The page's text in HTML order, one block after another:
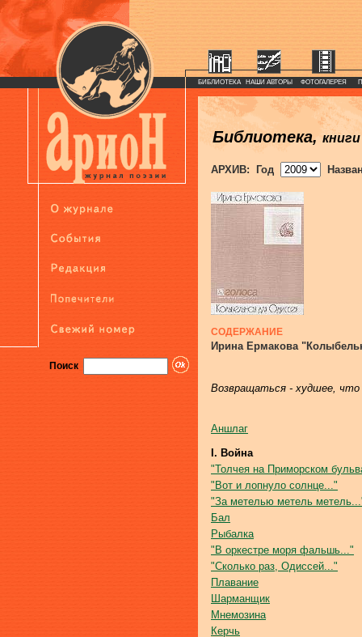
Поиск
БИБЛИОТЕКА НАШИ АВТОРЫ ФОТОГАЛЕРЕЯ
Библиотека, книги
АРХИВ: Год
СОДЕРЖАНИЕ
Ирина Ермакова
Возвращаться - худшее,
Аншлаг
I. Война
"Толчея на Приморском
"Вот и лопнуло солнце..."
"За метелью метель
Бал
Рыбалка
"В оркестре моря фальшь..."
"Сколько раз, Одиссей..."
Плавание
Шарманщик
Мнемозина
Керчь